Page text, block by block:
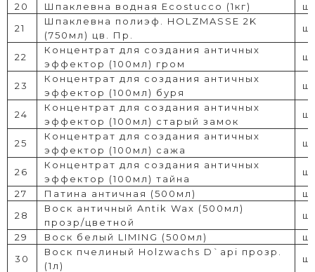
20
Шпаклевна водная Ecostucco (1кг)
21
Шпаклевна полиэф. HOLZMASSE 2K
(750мл) цв. Пр.
22
Концентрат для создания античных
эффектор (100мл) гром
23
Концентрат для создания античных
эффектор (100мл) буря
24
Концентрат для создания античных
эффектор (100мл) старый замок
25
Концентрат для создания античных
эффектор (100мл) сажа
26
Концентрат для создания античных
эффектор (100мл) тайна
27
Патина античная (500мл)
28
Воск античный Antik Wax (500мл)
прозр/цветной
29
Воск белый LIMING (500мл)
30
Воск пчелиный Holzwachs D`api прозр.
(1л)